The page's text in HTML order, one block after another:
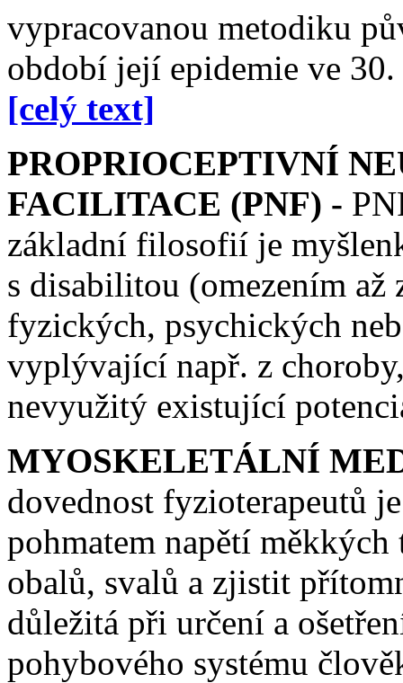
vypracovanou metodiku
období její epidemie ve
[celý text]
PROPRIOCEPTIVNÍ
FACILITACE (PNF) -
základní filosofií je
s disabilitou (omezením až
fyzických, psychických
vyplývající např. z
nevyužitý existující
MYOSKELETÁLNÍ
dovednost fyzioterapeutů
pohmatem napětí
obalů, svalů a zjistit
důležitá při určení a
pohybového systému